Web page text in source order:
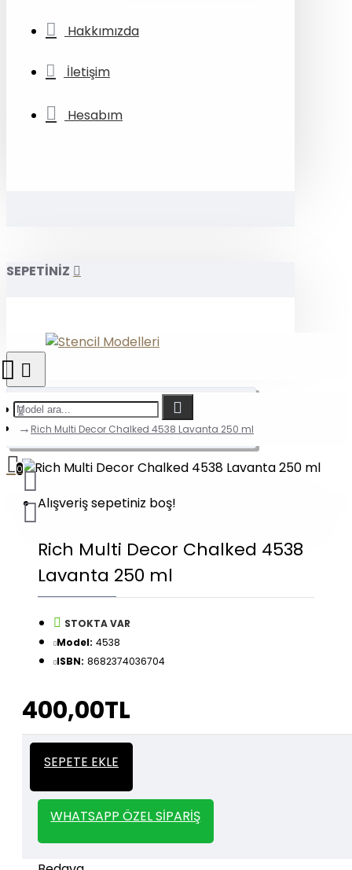
Hakkımızda
İletişim
Hesabım
SEPETİNİZ
0
Alışveriş sepetiniz boş!
Rich Multi Decor Chalked 4538 Lavanta 250 ml
Rich Multi Decor Chalked 4538
Lavanta 250 ml
STOKTA VAR
Model: 4538
ISBN: 8682374036704
400,00TL
SEPETE EKLE
WHATSAPP ÖZEL SIPARIŞ
Kalın
İtalyan Sıva ve Dekorasyon amaçlı
kullanılan kalın stencil siparişleriniz için
geçebilirsiniz.